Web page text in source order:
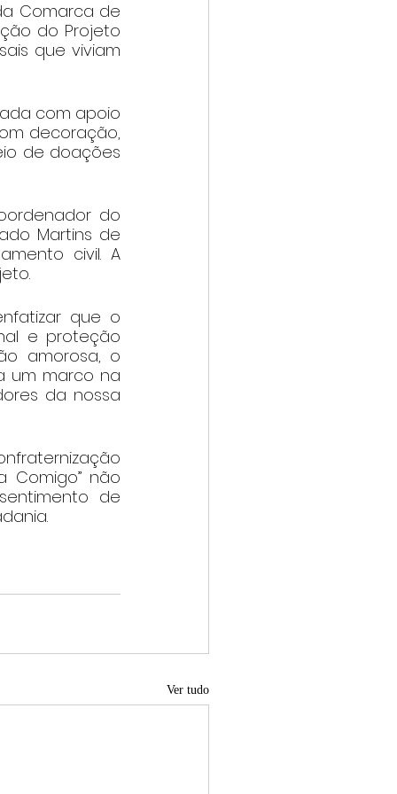
Comarca de
do Projeto
que viviam
com apoio
decoração,
de doações
do
Martins de
civil. A
que o
e proteção
amorosa, o
um marco na
da nossa
Comigo” não
de
Ver tudo